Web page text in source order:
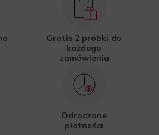
Gratis 2 próbki do
każdego
zamówienia
Odroczone
płatności